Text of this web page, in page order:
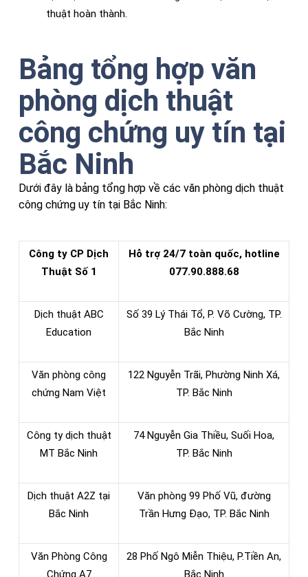
thuật hoàn thành.
Bảng tổng hợp văn
phòng dịch thuật
công chứng uy tín tại
Bắc Ninh
Dưới đây là bảng tổng hợp về các văn phòng dịch thuật
công chứng uy tín tại Bắc Ninh:
Công ty CP Dịch
Thuật Số 1
Hỗ trợ 24/7 toàn quốc, hotline
077.90.888.68
Dịch thuật ABC
Education
Số 39 Lý Thái Tổ, P. Võ Cường, TP.
Bắc Ninh
Văn phòng công
chứng Nam Việt
122 Nguyễn Trãi, Phường Ninh Xá,
TP. Bắc Ninh
Công ty dịch thuật
MT Bắc Ninh
74 Nguyễn Gia Thiều, Suối Hoa,
TP. Bắc Ninh
Dịch thuật A2Z tại
Bắc Ninh
Văn phòng 99 Phố Vũ, đường
Trần Hưng Đạo, TP. Bắc Ninh
Văn Phòng Công
28 Phố Ngô Miễn Thiệu, P.Tiền An,